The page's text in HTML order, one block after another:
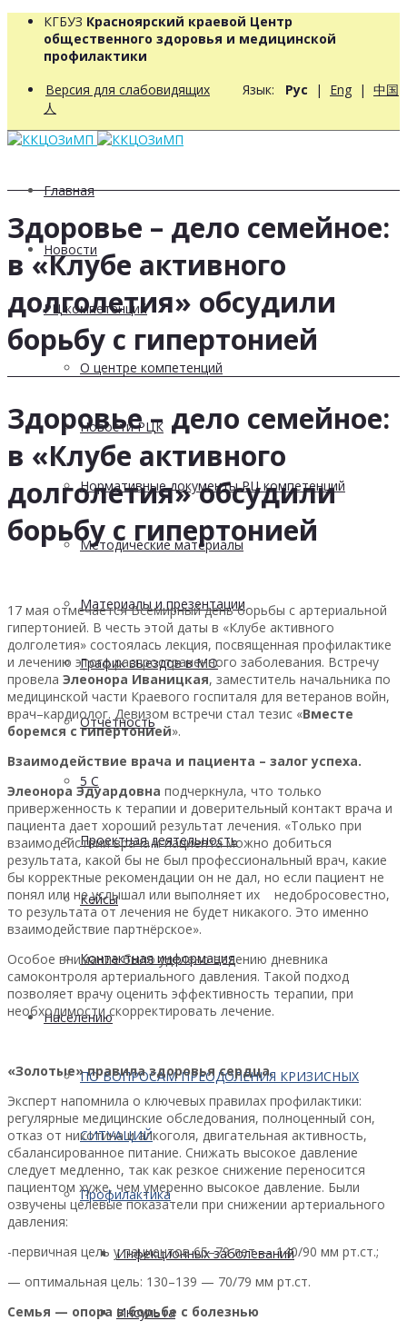
КГБУЗ Красноярский краевой Центр
общественного здоровья и медицинской
профилактики
Версия для слабовидящих Язык: Рус | Eng | 中国
人
Главная
Новости
РЦ компетенций
О центре компетенций
Новости РЦК
Нормативные документы РЦ компетенций
Методические материалы
Материалы и презентации
График выездов в МО
Отчетность
5 С
Проектная деятельность
Кейсы
Контактная информация
Населению
ПО ВОПРОСАМ ПРЕОДОЛЕНИЯ КРИЗИСНЫХ
СИТУАЦИЙ
Профилактика
Инфекционных заболеваний
Инсульта
Здоровье – дело семейное:
в «Клубе активного
долголетия» обсудили
борьбу с гипертонией
Здоровье – дело семейное:
в «Клубе активного
долголетия» обсудили
борьбу с гипертонией
17 мая отмечается Всемирный день борьбы с артериальной
гипертонией. В честь этой даты в «Клубе активного
долголетия» состоялась лекция, посвященная профилактике
и лечению этого распространенного заболевания. Встречу
провела Элеонора Иваницкая, заместитель начальника по
медицинской части Краевого госпиталя для ветеранов войн,
врач–кардиолог. Девизом встречи стал тезис «Вместе
боремся с гипертонией».
Взаимодействие врача и пациента – залог успеха.
Элеонора Эдуардовна подчеркнула, что только
приверженность к терапии и доверительный контакт врача и
пациента дает хороший результат лечения. «Только при
взаимодействии врача и пациента можно добиться
результата, какой бы не был профессиональный врач, какие
бы корректные рекомендации он не дал, но если пациент не
понял или не услышал или выполняет их недобросовестно,
то результата от лечения не будет никакого. Это именно
взаимодействие партнёрское».
Особое внимание было уделено ведению дневника
самоконтроля артериального давления. Такой подход
позволяет врачу оценить эффективность терапии, при
необходимости скорректировать лечение.
«Золотые» правила здоровья сердца.
Эксперт напомнила о ключевых правилах профилактики:
регулярные медицинские обследования, полноценный сон,
отказ от никотина и алкоголя, двигательная активность,
сбалансированное питание. Снижать высокое давление
следует медленно, так как резкое снижение переносится
пациентом хуже, чем умеренно высокое давление. Были
озвучены целевые показатели при снижении артериального
давления:
-первичная цель у пациентов 65–79 лет — 140/90 мм рт.ст.;
— оптимальная цель: 130–139 — 70/79 мм рт.ст.
Семья — опора в борьбе с болезнью